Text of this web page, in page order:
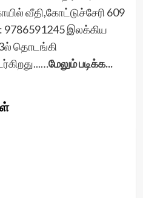
வீதி,கோட்டுச்சேரி 609
9786591245 இலக்கிய
தொடங்கி
மேலும் படிக்க...